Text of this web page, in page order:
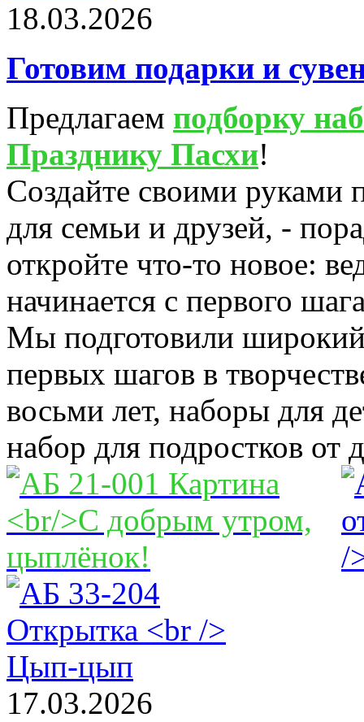
18.03.2026
Готовим подарки и
Предлагаем подборку
Празднику Пасхи!
Создайте своими руками
для семьи и друзей, -
откройте что-то новое:
начинается с первого
Мы подготовили
первых шагов в
восьми лет, наборы для
набор для подростков от
17.03.2026